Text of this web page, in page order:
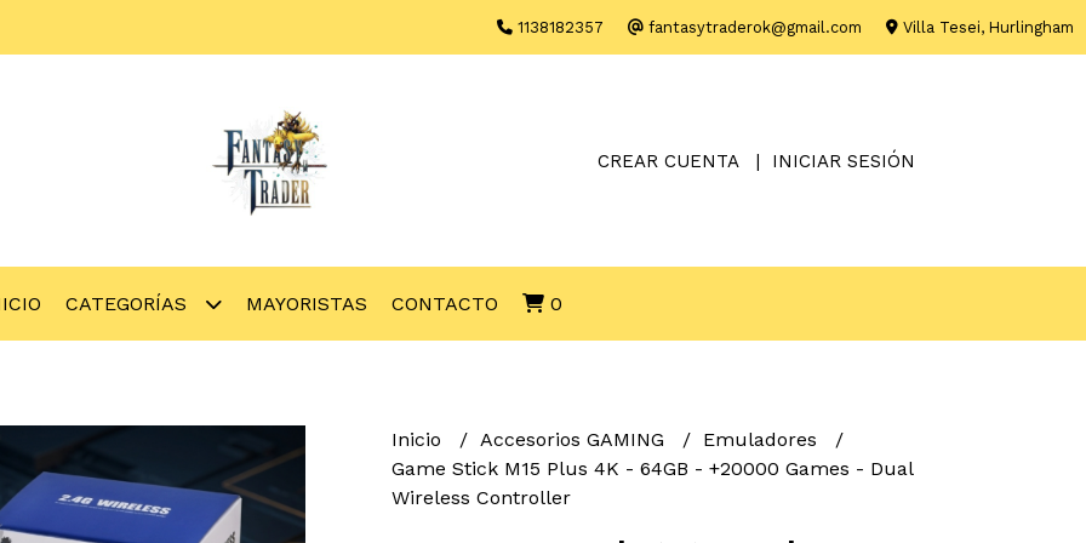
1138182357 fantasytraderok@gmail.com Villa Tesei, Hurlingham
CREAR CUENTA INICIAR SESIÓN
CATEGORÍAS MAYORISTAS CONTACTO 0
Inicio Accesorios GAMING
Emuladores
Game Stick M15 Plus 4K - 64GB - +20000 Games - Dual
Wireless Controller